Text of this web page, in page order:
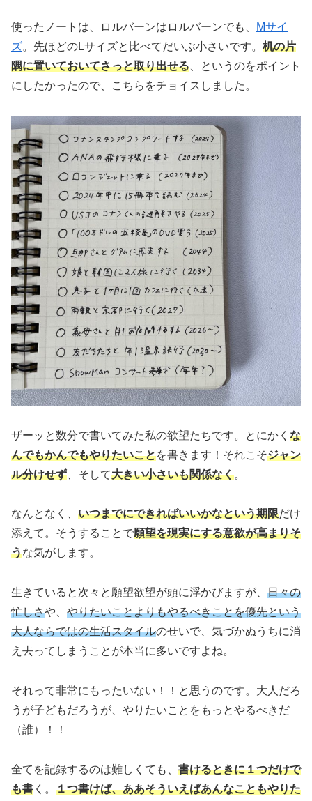
使ったノートは、ロルバーンはロルバーンでも、
Mサイ
ズ。先ほどのLサイズと比べてだいぶ小さいです。 机の片
隅に置いておいてさっと取り出せる 、というのをポイント
にしたかったので、こちらをチョイスしました。
ザーッと数分で書いてみた私の欲望たちです。とにかく な
んでもかんでもやりたいことを書きます！それこそジャン
ル分けせず 、そして大きい小さいも関係なく。
なんとなく、 いつまでにできればいいかなという期限だけ
添えて。そうすることで願望を現実にする意欲が高まりそ
うな気がします。
生きていると次々と願望欲望が頭に浮かびますが、 日々の
忙しさや、 やりたいことよりもやるべきことを優先という
大人ならではの生活スタイルのせいで、気づかぬうちに消
え去ってしまうことが本当に多いですよね。
それって非常にもったいない！！と思うのです。大人だろ
うが子どもだろうが、やりたいことをもっとやるべきだ
（誰）！！
全てを記録するのは難しくても、 書けるときに１つだけで
も書 く。 １つ書けば、ああそういえばあんなこともやりた